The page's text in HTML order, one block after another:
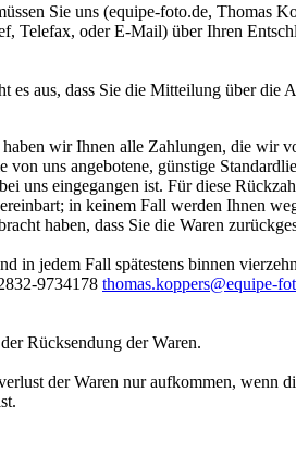
Sie uns (equipe-foto.de, Thomas
Telefax, oder E-Mail) über Ihren
es aus, dass Sie die Mitteilung über die
wir Ihnen alle Zahlungen, die wir
von uns angebotene, günstige
uns eingegangen ist. Für diese
in keinem Fall werden Ihnen
haben, dass Sie die Waren
in jedem Fall spätestens binnen
9734178 thomas.koppers@equipe-
Rücksendung der Waren.
der Waren nur aufkommen, wenn